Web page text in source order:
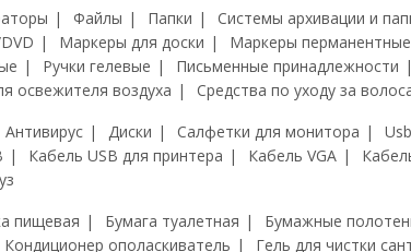
Файлы Папки Системы архивации и
Маркеры для доски Маркеры перманентные
Ручки гелевые Письменные принадлежности
освежителя воздуха
Средства по уходу за
Антивирус Диски Салфетки для монитора
Кабель USB для принтера Кабель VGA
пищевая Бумага туалетная Бумажные
Кондиционер ополаскиватель Гель для чистки